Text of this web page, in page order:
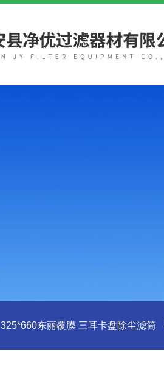
325*660东丽覆膜 三耳卡盘除尘滤筒